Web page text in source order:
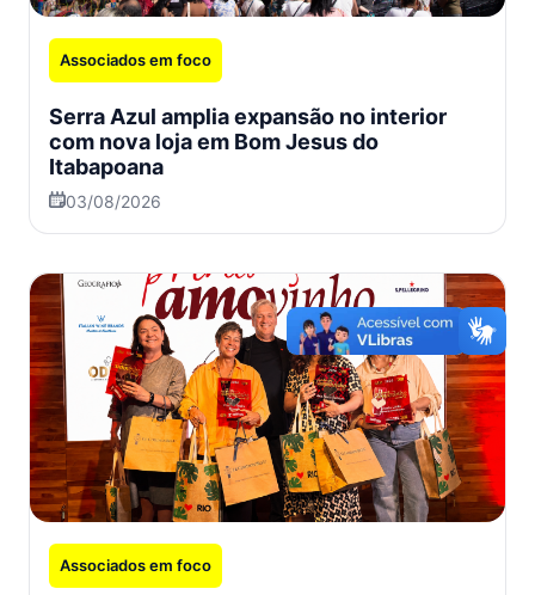
Associados em foco
Serra Azul amplia expansão no interior
com nova loja em Bom Jesus do
Itabapoana
03/08/2026
Associados em foco